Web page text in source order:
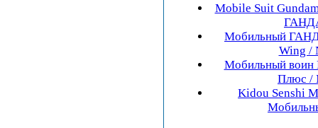
Mobile Suit
Мобильный
Wing /
Мобильный
Плюс /
Kidou Senshi